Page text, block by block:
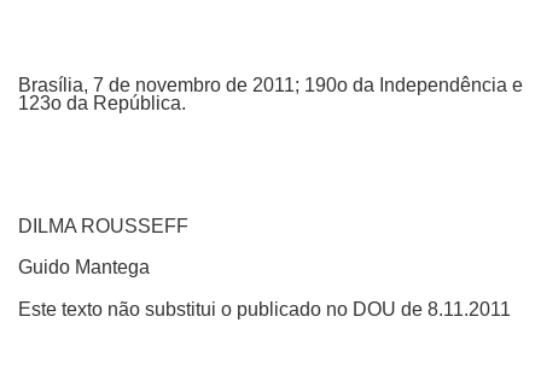
Brasília, 7 de novembro de 2011; 190o da Independência e
123o da República.
DILMA ROUSSEFF
Guido Mantega
Este texto não substitui o publicado no DOU de 8.11.2011